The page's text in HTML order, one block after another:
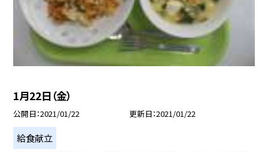
1月22日（金）
公開日 2021/01/22 更新日 2021/01/22
給食献立